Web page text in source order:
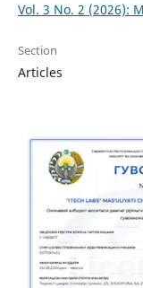
Vol. 3 No. 2 (2026):
Section
Articles